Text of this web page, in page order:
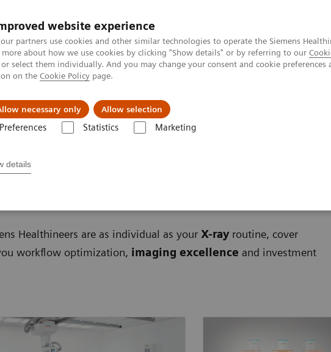
website experience
partners use cookies and other similar technologies to operate the Siemens
about how we use cookies by clicking "Show details" or by referring to our
select them individually. And you may change your consent and cookie
on the Cookie Policy page.
necessary only Allow selection
Preferences Statistics Marketing
details
La nostra azienda Area Login
Healthineers are as individual as your X-ray routine, cover
workflow optimization, imaging excellence and investment